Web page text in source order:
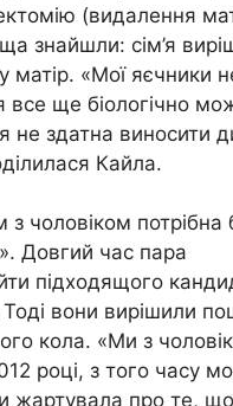
(видалення
знайшли: сім’я
матір. «Мої яєчники
все ще біологічно
не здатна виносити
Кайла.
чоловіком потрібна
Довгий час пара
підходящого
вони вирішили
кола. «Ми з
році, з того часу
жартувала про те, що